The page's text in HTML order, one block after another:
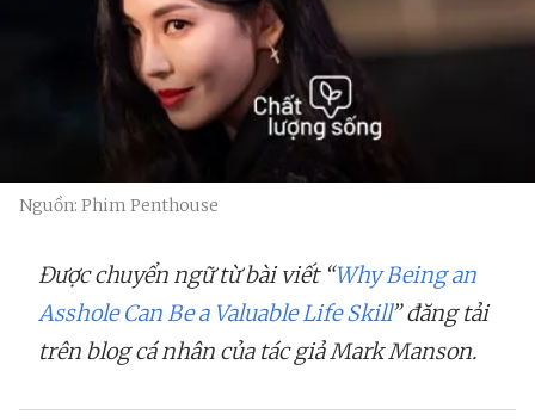
Nguồn: Phim Penthouse
Được chuyển ngữ từ bài viết “Why Being an
Asshole Can Be a Valuable Life Skill” đăng tải
trên blog cá nhân của tác giả Mark Manson.